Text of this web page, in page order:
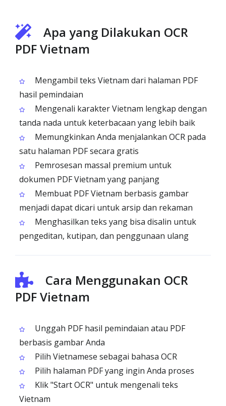
Apa yang Dilakukan OCR
PDF Vietnam
Mengambil teks Vietnam dari halaman PDF
hasil pemindaian
Mengenali karakter Vietnam lengkap dengan
tanda nada untuk keterbacaan yang lebih baik
Memungkinkan Anda menjalankan OCR pada
satu halaman PDF secara gratis
Pemrosesan massal premium untuk
dokumen PDF Vietnam yang panjang
Membuat PDF Vietnam berbasis gambar
menjadi dapat dicari untuk arsip dan rekaman
Menghasilkan teks yang bisa disalin untuk
pengeditan, kutipan, dan penggunaan ulang
Cara Menggunakan OCR
PDF Vietnam
Unggah PDF hasil pemindaian atau PDF
berbasis gambar Anda
Pilih Vietnamese sebagai bahasa OCR
Pilih halaman PDF yang ingin Anda proses
Klik "Start OCR" untuk mengenali teks
Vietnam